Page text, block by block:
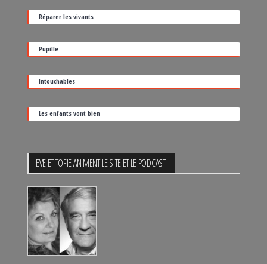
date
de
sortie
Réparer les vivants
Pupille
Intouchables
Les enfants vont bien
EVE ET TOFIE ANIMENT LE SITE ET LE PODCAST